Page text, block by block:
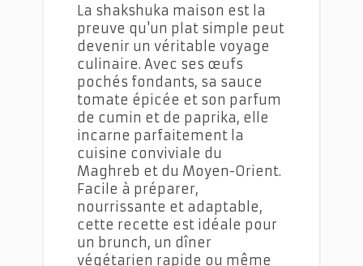
La shakshuka maison est la
preuve qu'un plat simple peut
devenir un véritable voyage
culinaire. Avec ses œufs
pochés fondants, sa sauce
tomate épicée et son parfum
de cumin et de paprika, elle
incarne parfaitement la
cuisine conviviale du
Maghreb et du Moyen-Orient.
Facile à préparer,
nourrissante et adaptable,
cette recette est idéale pour
un brunch, un dîner
végétarien rapide ou même